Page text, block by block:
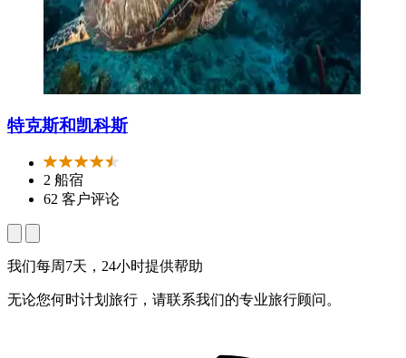
特克斯和凯科斯
2 船宿
62 客户评论
我们每周7天，24小时提供帮助
无论您何时计划旅行，请联系我们的专业旅行顾问。